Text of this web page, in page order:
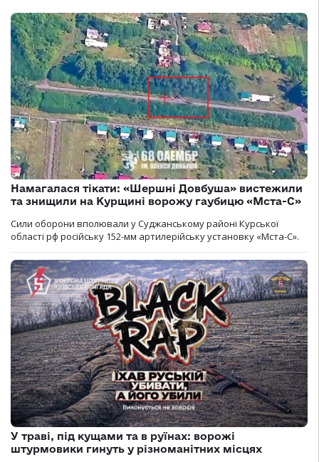
Намагалася тікати: «Шершні Довбуша» вистежили
та знищили на Курщині ворожу гаубицю «Мста-С»
Сили оборони вполювали у Суджанському районі Курської
області рф російську 152-мм артилерійську установку «Мста-С».
У траві, під кущами та в руїнах: ворожі
штурмовики гинуть у різноманітних місцях